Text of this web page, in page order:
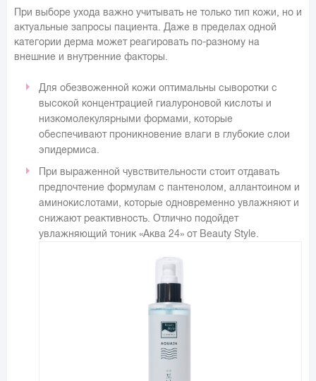
При выборе ухода важно учитывать не только тип кожи, но и
актуальные запросы пациента. Даже в пределах одной
категории дерма может реагировать по-разному на
внешние и внутренние факторы.
Для обезвоженной кожи оптимальны сыворотки с
высокой концентрацией гиалуроновой кислоты и
низкомолекулярными формами, которые
обеспечивают проникновение влаги в глубокие слои
эпидермиса.
При выраженной чувствительности стоит отдавать
предпочтение формулам с пантенолом, аллантоином и
аминокислотами, которые одновременно увлажняют и
снижают реактивность. Отлично подойдет
увлажняющий тоник «Аква 24» от Beauty Style.